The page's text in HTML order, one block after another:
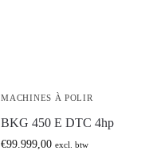
MACHINES À POLIR
BKG 450 E DTC 4hp
€99.999,00 excl. btw